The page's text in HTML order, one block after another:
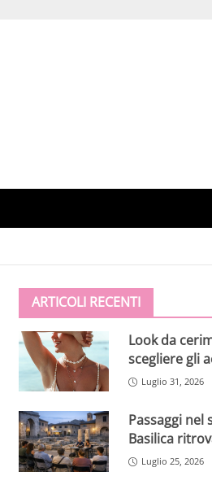
ARTICOLI RECENTI
Look da
scegliere gli
Luglio 31, 2026
Passaggi nel
Basilica
Luglio 25, 2026